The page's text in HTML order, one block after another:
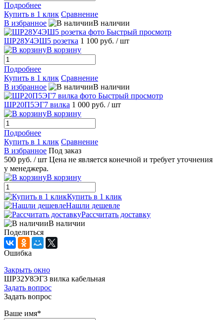
Подробнее
Купить в 1 клик Сравнение
В избранное
В наличии
Быстрый просмотр
ШР28У4ЭШ5 розетка 1 100 руб. / шт
В корзину
Подробнее
Купить в 1 клик Сравнение
В избранное
В наличии
Быстрый просмотр
ШР20П5ЭГ7 вилка 1 000 руб. / шт
В корзину
Подробнее
Купить в 1 клик Сравнение
В избранное Под заказ
500 руб. / шт Цена не является конечной и требует уточнения
у менеджера.
В корзину
Купить в 1 клик
Нашли дешевле
Рассчитать доставку
В наличии
Поделиться
Ошибка
Закрыть окно
ШР32У8ЭГ3 вилка кабельная
Задать вопрос
Задать вопрос
Ваше имя*